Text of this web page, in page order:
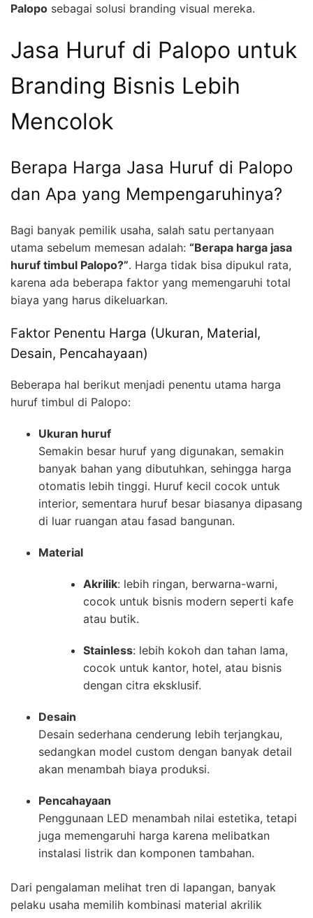
Palopo sebagai solusi branding visual mereka.
Jasa Huruf di Palopo untuk
Branding Bisnis Lebih
Mencolok
Berapa Harga Jasa Huruf di Palopo
dan Apa yang Mempengaruhinya?
Bagi banyak pemilik usaha, salah satu pertanyaan
utama sebelum memesan adalah: “Berapa harga jasa
huruf timbul Palopo?”. Harga tidak bisa dipukul rata,
karena ada beberapa faktor yang memengaruhi total
biaya yang harus dikeluarkan.
Faktor Penentu Harga (Ukuran, Material,
Desain, Pencahayaan)
Beberapa hal berikut menjadi penentu utama harga
huruf timbul di Palopo:
Ukuran huruf
Semakin besar huruf yang digunakan, semakin
banyak bahan yang dibutuhkan, sehingga harga
otomatis lebih tinggi. Huruf kecil cocok untuk
interior, sementara huruf besar biasanya dipasang
di luar ruangan atau fasad bangunan.
Material
Akrilik: lebih ringan, berwarna-warni,
cocok untuk bisnis modern seperti kafe
atau butik.
Stainless: lebih kokoh dan tahan lama,
cocok untuk kantor, hotel, atau bisnis
dengan citra eksklusif.
Desain
Desain sederhana cenderung lebih terjangkau,
sedangkan model custom dengan banyak detail
akan menambah biaya produksi.
Pencahayaan
Penggunaan LED menambah nilai estetika, tetapi
juga memengaruhi harga karena melibatkan
instalasi listrik dan komponen tambahan.
Dari pengalaman melihat tren di lapangan, banyak
pelaku usaha memilih kombinasi material akrilik